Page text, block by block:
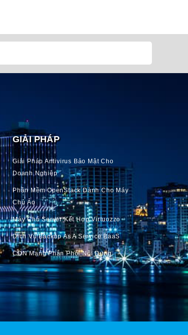
GIẢI PHÁP
Giải Pháp Antivirus Bảo Mật Cho
Doanh Nghiệp
Phần Mềm OpenStack Dành Cho Máy
Chủ Ảo
Máy Chủ Server Kết Hợp Virtuozzo
Dịch Vụ Backup As A Service BaaS
CDN Mạng Phân Phối Nội Dung